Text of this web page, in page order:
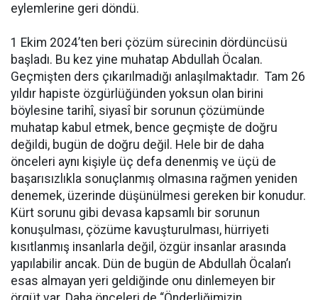
eylemlerine geri döndü.
1 Ekim 2024’ten beri çözüm sürecinin dördüncüsü
başladı. Bu kez yine muhatap Abdullah Öcalan.
Geçmişten ders çıkarılmadığı anlaşılmaktadır. Tam 26
yıldır hapiste özgürlüğünden yoksun olan birini
böylesine tarihî, siyasî bir sorunun çözümünde
muhatap kabul etmek, bence geçmişte de doğru
değildi, bugün de doğru değil. Hele bir de daha
önceleri aynı kişiyle üç defa denenmiş ve üçü de
başarısızlıkla sonuçlanmış olmasına rağmen yeniden
denemek, üzerinde düşünülmesi gereken bir konudur.
Kürt sorunu gibi devasa kapsamlı bir sorunun
konuşulması, çözüme kavuşturulması, hürriyeti
kısıtlanmış insanlarla değil, özgür insanlar arasında
yapılabilir ancak. Dün de bugün de Abdullah Öcalan’ı
esas almayan yeri geldiğinde onu dinlemeyen bir